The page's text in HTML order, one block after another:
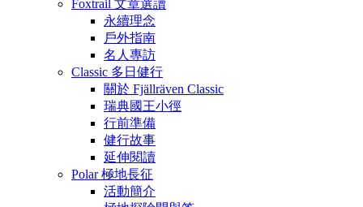
Foxtrail 文章選讀
永續理念
戶外指南
名人專訪
Classic 多日健行
關於 Fjällräven Classic
瑞典國王小徑
行前準備
健行故事
延伸閱讀
Polar 極地長征
活動簡介